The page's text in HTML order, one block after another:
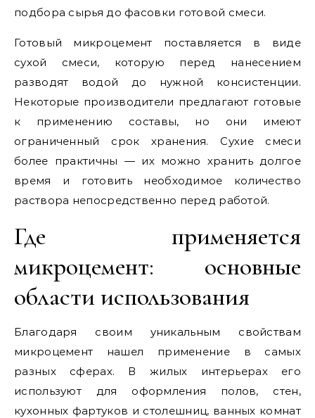
подбора сырья до фасовки готовой смеси.
Готовый микроцемент поставляется в виде
сухой смеси, которую перед нанесением
разводят водой до нужной консистенции.
Некоторые производители предлагают готовые
к применению составы, но они имеют
ограниченный срок хранения. Сухие смеси
более практичны — их можно хранить долгое
время и готовить необходимое количество
раствора непосредственно перед работой.
Где применяется
микроцемент: основные
области использования
Благодаря своим уникальным свойствам
микроцемент нашел применение в самых
разных сферах. В жилых интерьерах его
используют для оформления полов, стен,
кухонных фартуков и столешниц, ванных комнат